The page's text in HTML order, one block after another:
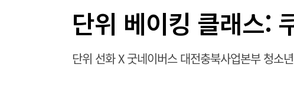
단위 베이킹 클래스:
단위 선화 X 굿네이버스 대전충북사업본부 청소